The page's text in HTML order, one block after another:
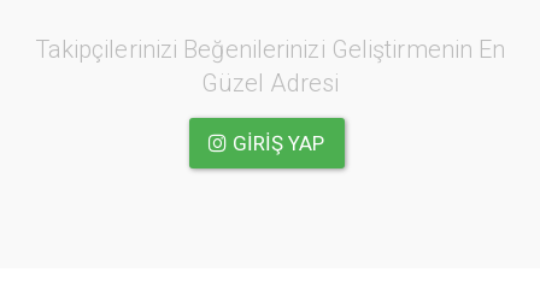
Takipçilerinizi Beğenilerinizi Geliştirmenin En
Güzel Adresi
GIRIŞ YAP